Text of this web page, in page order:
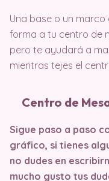
Una base o un
forma a tu centro de
pero te ayudará a
mientras tejes el
Centro de
Sigue paso a paso
gráfico, si tienes
no dudes en
mucho gusto tus